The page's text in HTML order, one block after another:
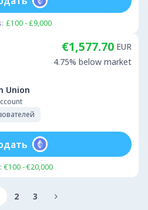
£100 - £9,000
Union
€1,577.70 EUR
4.75% below market
€100 - €20,000
2 3 